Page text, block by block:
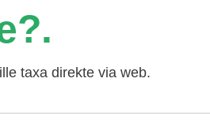
taxa direkte via web.